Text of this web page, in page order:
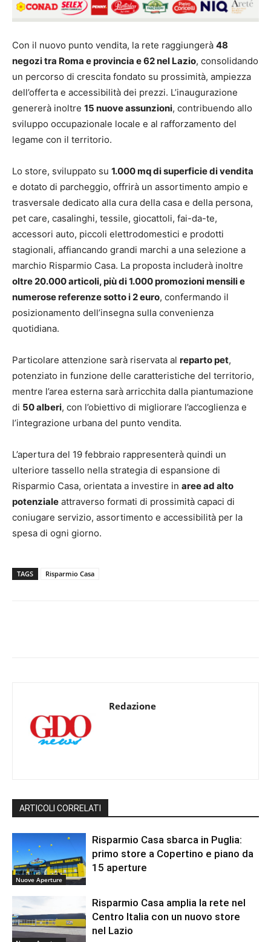
Con il nuovo punto vendita, la rete raggiungerà 48
negozi tra Roma e provincia e 62 nel Lazio, consolidando
un percorso di crescita fondato su prossimità, ampiezza
dell’offerta e accessibilità dei prezzi. L’inaugurazione
genererà inoltre 15 nuove assunzioni, contribuendo allo
sviluppo occupazionale locale e al rafforzamento del
legame con il territorio.
Lo store, sviluppato su 1.000 mq di superficie di vendita
e dotato di parcheggio, offrirà un assortimento ampio e
trasversale dedicato alla cura della casa e della persona,
pet care, casalinghi, tessile, giocattoli, fai-da-te,
accessori auto, piccoli elettrodomestici e prodotti
stagionali, affiancando grandi marchi a una selezione a
marchio Risparmio Casa. La proposta includerà inoltre
oltre 20.000 articoli, più di 1.000 promozioni mensili e
numerose referenze sotto i 2 euro, confermando il
posizionamento dell’insegna sulla convenienza
quotidiana.
Particolare attenzione sarà riservata al reparto pet,
potenziato in funzione delle caratteristiche del territorio,
mentre l’area esterna sarà arricchita dalla piantumazione
di 50 alberi, con l’obiettivo di migliorare l’accoglienza e
l’integrazione urbana del punto vendita.
L’apertura del 19 febbraio rappresenterà quindi un
ulteriore tassello nella strategia di espansione di
Risparmio Casa, orientata a investire in aree ad alto
potenziale attraverso formati di prossimità capaci di
coniugare servizio, assortimento e accessibilità per la
spesa di ogni giorno.
TAGS Risparmio Casa
Redazione
ARTICOLI CORRELATI
Nuove Aperture
Risparmio Casa sbarca in Puglia:
primo store a Copertino e piano da
15 aperture
Risparmio Casa amplia la rete nel
Centro Italia con un nuovo store
nel Lazio